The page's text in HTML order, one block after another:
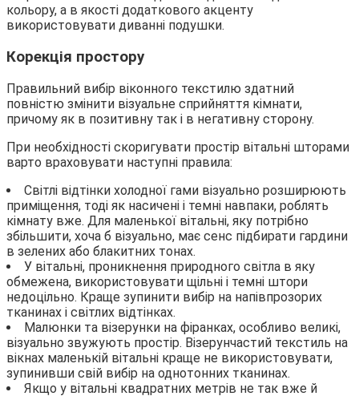
кольору, а в якості додаткового акценту
використовувати диванні подушки.
Корекція простору
Правильний вибір віконного текстилю здатний
повністю змінити візуальне сприйняття кімнати,
причому як в позитивну так і в негативну сторону.
При необхідності скоригувати простір вітальні шторами
варто враховувати наступні правила:
Світлі відтінки холодної гами візуально розширюють
приміщення, тоді як насичені і темні навпаки, роблять
кімнату вже. Для маленької вітальні, яку потрібно
збільшити, хоча б візуально, має сенс підбирати гардини
в зелених або блакитних тонах.
У вітальні, проникнення природного світла в яку
обмежена, використовувати щільні і темні штори
недоцільно. Краще зупинити вибір на напівпрозорих
тканинах і світлих відтінках.
Малюнки та візерунки на фіранках, особливо великі,
візуально звужують простір. Візерунчастий текстиль на
вікнах маленькій вітальні краще не використовувати,
зупинивши свій вибір на однотонних тканинах.
Якщо у вітальні квадратних метрів не так вже й